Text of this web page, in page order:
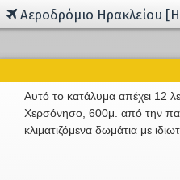
Αεροδρόμιο Ηρακλείου
Αυτό το κατάλυμα απέχει 12
Χερσόνησο, 600μ. από την
κλιματιζόμενα δωμάτια με